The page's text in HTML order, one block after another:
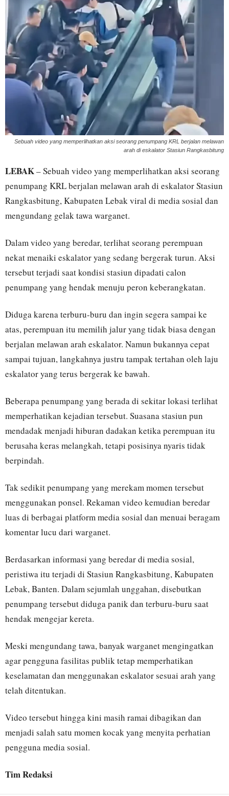
Sebuah video yang memperlihatkan aksi seorang penumpang KRL berjalan melawan
arah di eskalator Stasiun Rangkasbitung
LEBAK– Sebuah video yang memperlihatkan aksi seorang
penumpang KRL berjalan melawan arah di eskalator Stasiun
Rangkasbitung, Kabupaten Lebak viral di media sosial dan
mengundang gelak tawa warganet.
Dalam video yang beredar, terlihat seorang perempuan
nekat menaiki eskalator yang sedang bergerak turun. Aksi
tersebut terjadi saat kondisi stasiun dipadati calon
penumpang yang hendak menuju peron keberangkatan.
Diduga karena terburu-buru dan ingin segera sampai ke
atas, perempuan itu memilih jalur yang tidak biasa dengan
berjalan melawan arah eskalator. Namun bukannya cepat
sampai tujuan, langkahnya justru tampak tertahan oleh laju
eskalator yang terus bergerak ke bawah.
Beberapa penumpang yang berada di sekitar lokasi terlihat
memperhatikan kejadian tersebut. Suasana stasiun pun
mendadak menjadi hiburan dadakan ketika perempuan itu
berusaha keras melangkah, tetapi posisinya nyaris tidak
berpindah.
Tak sedikit penumpang yang merekam momen tersebut
menggunakan ponsel. Rekaman video kemudian beredar
luas di berbagai platform media sosial dan menuai beragam
komentar lucu dari warganet.
Berdasarkan informasi yang beredar di media sosial,
peristiwa itu terjadi di Stasiun Rangkasbitung, Kabupaten
Lebak, Banten. Dalam sejumlah unggahan, disebutkan
penumpang tersebut diduga panik dan terburu-buru saat
hendak mengejar kereta.
Meski mengundang tawa, banyak warganet mengingatkan
agar pengguna fasilitas publik tetap memperhatikan
keselamatan dan menggunakan eskalator sesuai arah yang
telah ditentukan.
Video tersebut hingga kini masih ramai dibagikan dan
menjadi salah satu momen kocak yang menyita perhatian
pengguna media sosial.
Tim Redaksi